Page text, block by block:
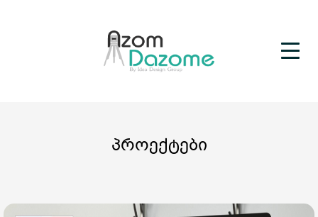
პროექტები